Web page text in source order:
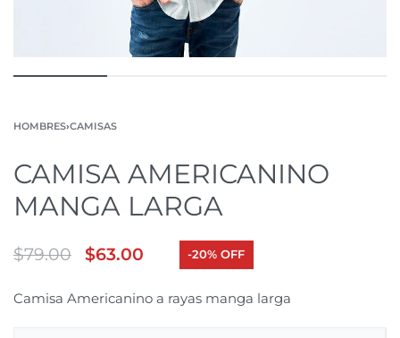
HOMBRES›CAMISAS
CAMISA AMERICANINO
MANGA LARGA
$79.00 $63.00 -20% OFF
Camisa Americanino a rayas manga larga